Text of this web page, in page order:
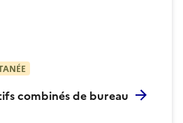
combinés de bureau